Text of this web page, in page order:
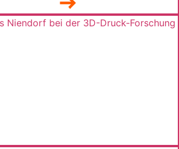
der Stahlsparte von Thyssenkrupp.
Stationen des